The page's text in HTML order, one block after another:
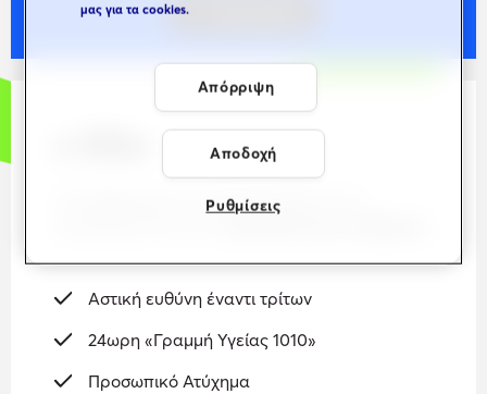
Το πρόγραμμα που προσαρμόζεται στις
Αστική ευθύνη έναντι τρίτων
24ωρη «Γραμμή Υγείας 1010»
Προσωπικό Ατύχημα
μας για τα cookies.
Ρυθμίσεις
Απόρριψη
Αποδοχή